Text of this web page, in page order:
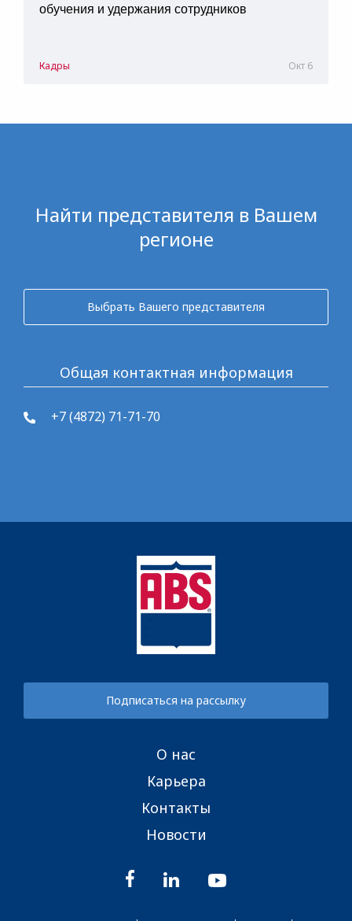
обучения и удержания сотрудников
Кадры Окт 6
Найти представителя в Вашем
регионе
Выбрать Вашего представителя
Общая контактная информация
+7 (4872) 71-71-70
Подписаться на рассылку
О нас
Карьера
Контакты
Новости